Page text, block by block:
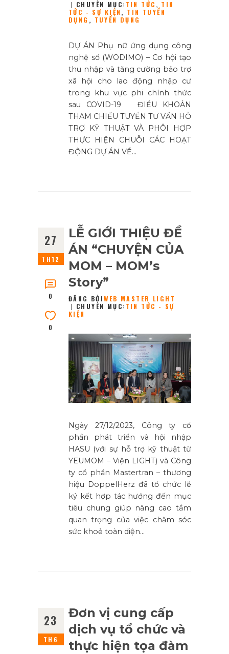
CHUYÊN MỤC: TIN TỨC , TIN
TỨC - SỰ KIỆN , TIN TUYỂN
DỤNG , TUYỂN DỤNG
DỰ ÁN Phụ nữ ứng dụng công
nghệ số (WODIMO) – Cơ hội tạo
thu nhập và tăng cường bảo trợ
xã hội cho lao động nhập cư
trong khu vực phi chính thức
sau COVID-19 ĐIỀU KHOẢN
THAM CHIẾU TUYỂN TƯ VẤN HỖ
TRỢ KỸ THUẬT VÀ PHÔI HỢP
THỰC HIỆN CHUỖI CÁC HOẠT
ĐỘNG DỰ ÁN VỀ…
27
TH12
0
0
LỄ GIỚI THIỆU ĐỀ
ÁN “CHUYỆN CỦA
MOM – MOM’s
Story”
ĐĂNG BỞIWEB MASTER LIGHT
CHUYÊN MỤC: TIN TỨC - SỰ
KIỆN
Ngày 27/12/2023, Công ty cổ
phần phát triển và hội nhập
HASU (với sự hỗ trợ kỹ thuật từ
YEUMOM – Viện LIGHT) và Công
ty cổ phần Mastertran – thương
hiệu DoppelHerz đã tổ chức lễ
ký kết hợp tác hướng đến mục
tiêu chung giúp nâng cao tầm
quan trọng của việc chăm sóc
sức khoẻ toàn diện…
23
TH6
Đơn vị cung cấp
dịch vụ tổ chức và
thực hiện tọa đàm